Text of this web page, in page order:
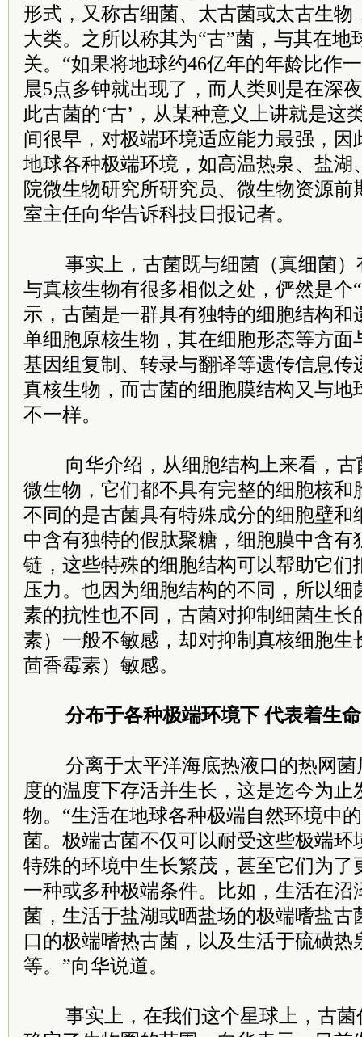
形式，又称古细菌、太古菌或太古生物
大类。之所以称其为“古”菌，与其在地
关。“如果将地球约46亿年的年龄比作
晨5点多钟就出现了，而人类则是在深
此古菌的‘古’，从某种意义上讲就是这
间很早，对极端环境适应能力最强，因
地球各种极端环境，如高温热泉、盐湖
院微生物研究所研究员、微生物资源前
室主任向华告诉科技日报记者。
事实上，古菌既与细菌（真细菌）
与真核生物有很多相似之处，俨然是个
示，古菌是一群具有独特的细胞结构和
单细胞原核生物，其在细胞形态等方面
基因组复制、转录与翻译等遗传信息传
真核生物，而古菌的细胞膜结构又与地
不一样。
向华介绍，从细胞结构上来看，古
微生物，它们都不具有完整的细胞核和
不同的是古菌具有特殊成分的细胞壁和
中含有独特的假肽聚糖，细胞膜中含有
链，这些特殊的细胞结构可以帮助它们
压力。也因为细胞结构的不同，所以细
素的抗性也不同，古菌对抑制细菌生长
素）一般不敏感，却对抑制真核细胞生
茴香霉素）敏感。
分布于各种极端环境下 代表着生
分离于太平洋海底热液口的热网菌
度的温度下存活并生长，这是迄今为止
物。“生活在地球各种极端自然环境中
菌。极端古菌不仅可以耐受这些极端环
特殊的环境中生长繁茂，甚至它们为了
一种或多种极端条件。比如，生活在沼
菌，生活于盐湖或晒盐场的极端嗜盐古
口的极端嗜热古菌，以及生活于硫磺热
等。”向华说道。
事实上，在我们这个星球上，古菌